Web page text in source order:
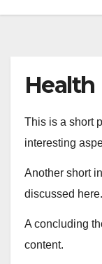
This is a short
interesting
Another short
discussed here.
A concluding
content.